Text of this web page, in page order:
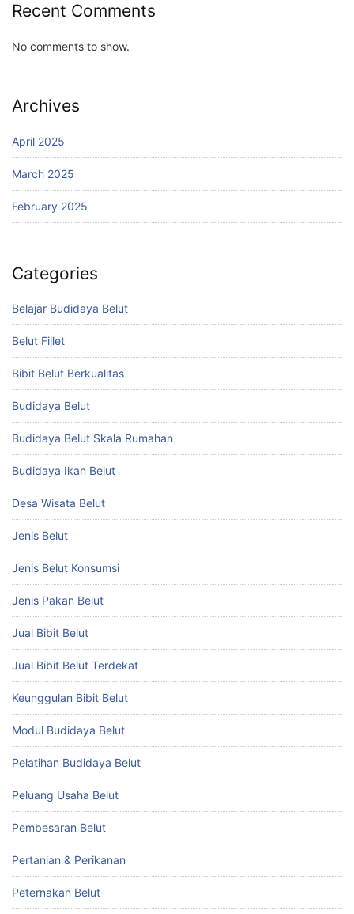
Recent Comments
No comments to show.
Archives
April 2025
March 2025
February 2025
Categories
Belajar Budidaya Belut
Belut Fillet
Bibit Belut Berkualitas
Budidaya Belut
Budidaya Belut Skala Rumahan
Budidaya Ikan Belut
Desa Wisata Belut
Jenis Belut
Jenis Belut Konsumsi
Jenis Pakan Belut
Jual Bibit Belut
Jual Bibit Belut Terdekat
Keunggulan Bibit Belut
Modul Budidaya Belut
Pelatihan Budidaya Belut
Peluang Usaha Belut
Pembesaran Belut
Pertanian & Perikanan
Peternakan Belut